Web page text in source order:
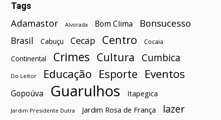
Tags
Adamastor Alvorada Bom Clima Bonsucesso
Brasil Cabuçu Cecap Centro Cocaia
Continental Crimes Cultura Cumbica
Do Leitor Educação Esporte Eventos
Gopoúva Guarulhos Itapegica
Jardim Presidente Dutra Jardim Rosa de França
lazer